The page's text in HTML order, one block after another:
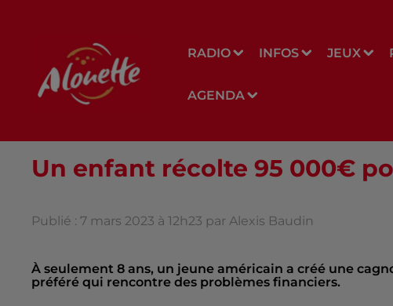
RADIO INFOS JEUX
AGENDA
Un enfant récolte 95 000€
Publié : 7 mars 2023 à 12h23 par Alexis Baudin
À seulement 8 ans, un jeune américain a créé une
préféré qui rencontre des problèmes financiers.